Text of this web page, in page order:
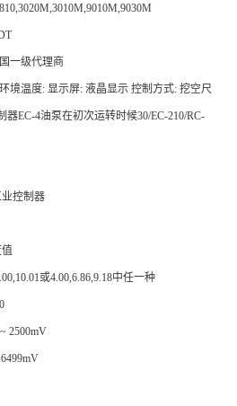
一级代理商
境温度: 显示屏: 液晶显示 控制方式: 挖空尺
EC-4油泵在初次运转时候30/EC-210/RC-
控制器
或4.00,6.86,9.18中任一种
2500mV